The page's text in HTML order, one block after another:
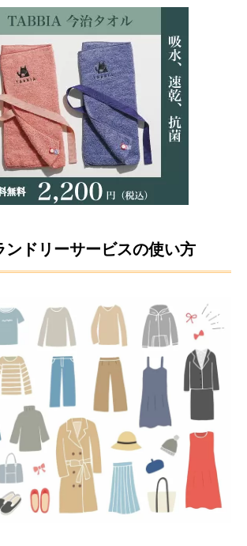
ンドリーサービスの使い方